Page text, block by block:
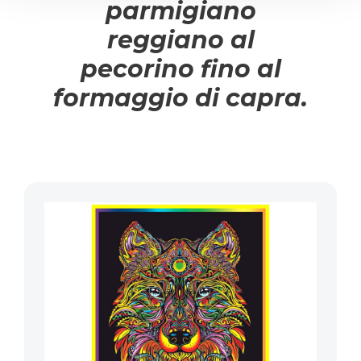
parmigiano
reggiano al
pecorino fino al
formaggio di capra.